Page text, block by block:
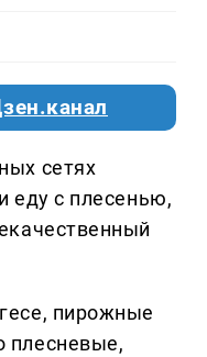
сетях
еду с плесенью,
пирожные
плесневые,